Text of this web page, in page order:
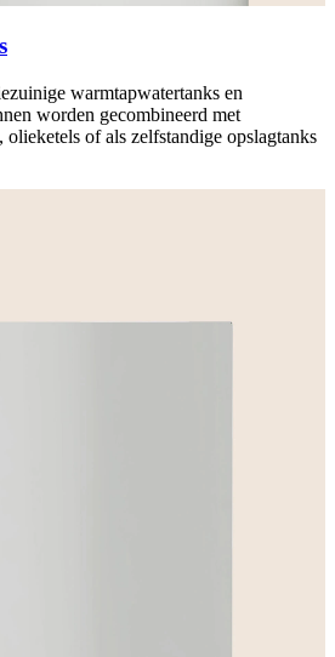
warmtapwatertanks en
worden gecombineerd met
olieketels of als zelfstandige opslagtanks